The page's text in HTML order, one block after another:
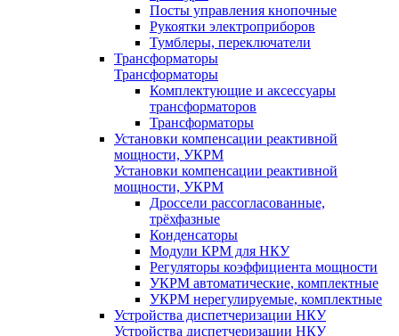
Посты управления кнопочные
Рукоятки электроприборов
Тумблеры, переключатели
Трансформаторы
Трансформаторы
Комплектующие и аксессуары
трансформаторов
Трансформаторы
Установки компенсации реактивной
мощности, УКРМ
Установки компенсации реактивной
мощности, УКРМ
Дроссели рассогласованные,
трёхфазные
Конденсаторы
Модули КРМ для НКУ
Регуляторы коэффициента мощности
УКРМ автоматические, комплектные
УКРМ нерегулируемые, комплектные
Устройства диспетчеризации НКУ
Устройства диспетчеризации НКУ